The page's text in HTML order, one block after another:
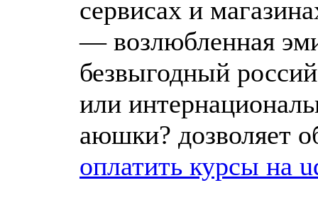
сервисах и
— возлюбленная
безвыгодный
или
аюшки? дозволяет
оплатить курсы на